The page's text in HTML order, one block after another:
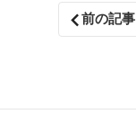
前の記事